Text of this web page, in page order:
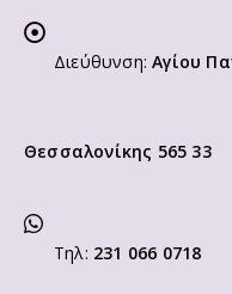
Διεύθυνση: Αγίου
Θεσσαλονίκης 565 33
Τηλ: 231 066 0718